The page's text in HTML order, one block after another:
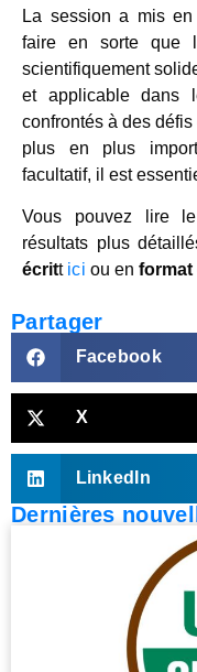
La session a mis
faire en sorte que
scientifiquement
et applicable dans
confrontés à des
plus en plus
facultatif, il est
Vous pouvez lire
résultats plus
écritt ici ou en format
Partager
Facebook
X
LinkedIn
Dernières